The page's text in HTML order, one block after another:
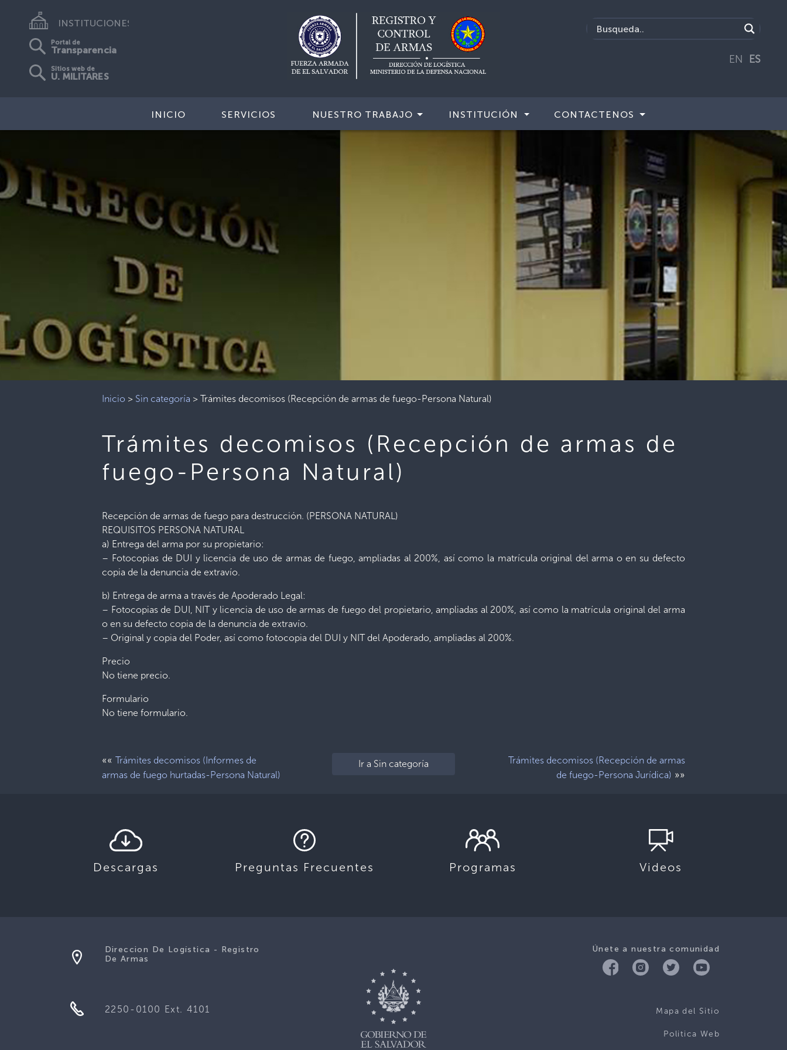
INSTITUCIONES
Portal de
Transparencia
Sitios web de
U. MILITARES
EN ES
INICIO SERVICIOS NUESTRO TRABAJO INSTITUCIÓN CONTACTENOS
Inicio > Sin categoría >Trámites decomisos (Recepción de armas de fuego-Persona Natural)
Trámites decomisos (Recepción de armas de
fuego-Persona Natural)
Recepción de armas de fuego para destrucción. (PERSONA NATURAL)
REQUISITOS PERSONA NATURAL
a) Entrega del arma por su propietario:
– Fotocopias de DUI y licencia de uso de armas de fuego, ampliadas al 200%, así como la matrícula original del arma o en su defecto
copia de la denuncia de extravío.
b) Entrega de arma a través de Apoderado Legal:
– Fotocopias de DUI, NIT y licencia de uso de armas de fuego del propietario, ampliadas al 200%, así como la matrícula original del arma
o en su defecto copia de la denuncia de extravío.
– Original y copia del Poder, así como fotocopia del DUI y NIT del Apoderado, ampliadas al 200%.
Precio
No tiene precio.
Formulario
No tiene formulario.
««Trámites decomisos (Informes de
armas de fuego hurtadas-Persona Natural)
Ir a Sin categoría
Trámites decomisos (Recepción de armas
de fuego-Persona Jurídica) »»
Descargas Preguntas Frecuentes Programas Videos
Únete a nuestra comunidad
Mapa del Sitio
Politica Web
Direccion De Logística - Registro
De Armas
2250-0100 Ext. 4101